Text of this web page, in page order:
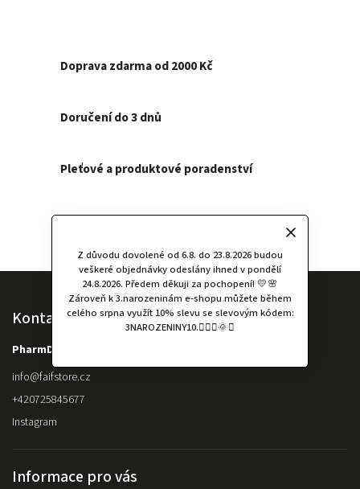
Z důvodu dovolené od 6.8. do 23.8.2026 budou
veškeré objednávky odeslány ihned v pondělí
24.8.2026. Předem děkuji za pochopení! 💛🌸
Zároveň k 3.narozeninám e-shopu můžete během
celého srpna využít 10% slevu se slevovým kódem:
3NAROZENINY10.🧚🏻‍♀️🌞✨
Doprava zdarma od 2000 Kč
Doručení do 3 dnů
Pleťové a produktové poradenství
Složení zkontrolováno za Vás
Kontakt
PharmDr. Kateřina Faifr
info@faifstore.cz
+420725845677
Instagram
Informace pro vás